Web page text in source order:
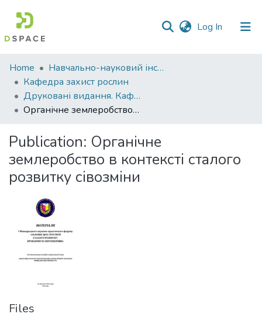
Log In (current)
Communities
&
Collections
All of DSpace
Statistics
Home
Навчально-науковий інститут агротехнологій, селекції та екології
Кафедра захист рослин
Друковані видання. Кафедра захист рослин
Органічне землеробство в контексті сталого розвитку сівозміни
Publication: Органічне
землеробство в контексті сталого
розвитку сівозміни
Files